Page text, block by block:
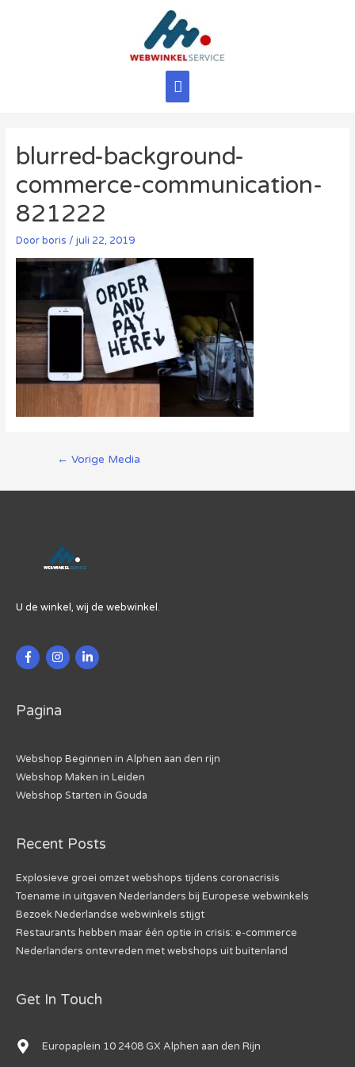
Hoofdmenu
blurred-background-
commerce-communication-
821222
Doorboris / juli 22, 2019
Berichtnavigatie
← Vorige Media
U de winkel, wij de webwinkel.
Pagina
Webshop Beginnen in Alphen aan den rijn
Webshop Maken in Leiden
Webshop Starten in Gouda
Recent Posts
Explosieve groei omzet webshops tijdens coronacrisis
Toename in uitgaven Nederlanders bij Europese webwinkels
Bezoek Nederlandse webwinkels stijgt
Restaurants hebben maar één optie in crisis: e-commerce
Nederlanders ontevreden met webshops uit buitenland
Get In Touch
Europaplein 10 2408 GX Alphen aan den Rijn